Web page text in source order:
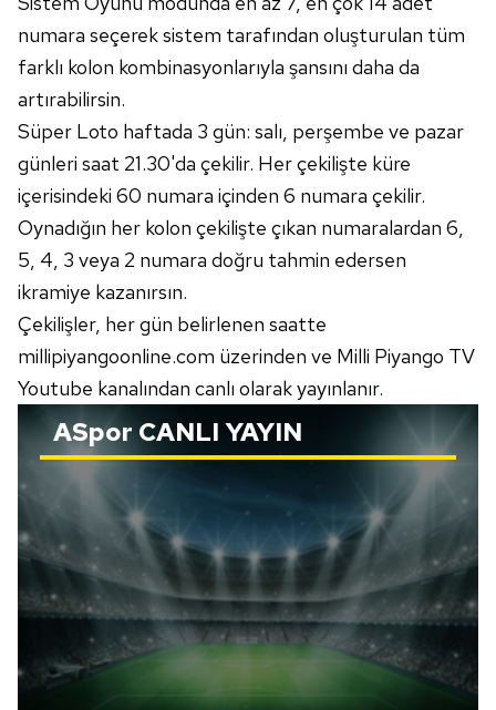
kullanılmaktadır. Diğer çerezler, sitemizin daha işlevsel
kılınması ve kişiselleştirilmesi ve sizlere yönelik
reklam/pazarlama faaliyetlerinin yapılması, amaçlarıyla
sınırlı olarak açık rızanız dahilinde kullanılacaktır.
Çerezlere ilişkin tercihlerinizi aşağıda yer alan panel
vasıtasıyla belirleyebilirsiniz. Çerezlere ilişkin detaylı bilgi
için Ayarlar butonuna tıklayabilir,Çerez Bilgilendirme
Metnimiziziyaret edebilirsiniz.
6698 sayılı Kişisel Verilerin Korunması Kanunu uyarınca
hazırlanmış Aydınlatma Metnimizi okumak ve sitemizde
ilgili mevzuata uygun olarak kullanılan çerezlerle ilgili bilgi
almak için lütfentıklayınız.
numara seçerek sistem tarafından oluşturulan tüm
farklı kolon kombinasyonlarıyla şansını daha da
artırabilirsin.
Süper Loto haftada 3 gün: salı, perşembe ve pazar
günleri saat 21.30'da çekilir. Her çekilişte küre
içerisindeki 60 numara içinden 6 numara çekilir.
Oynadığın her kolon çekilişte çıkan numaralardan 6,
5, 4, 3 veya 2 numara doğru tahmin edersen
ikramiye kazanırsın.
Çekilişler, her gün belirlenen saatte
millipiyangoonline.com üzerinden ve Milli Piyango TV
Youtube kanalından canlı olarak yayınlanır.
ASpor CANLI YAYIN